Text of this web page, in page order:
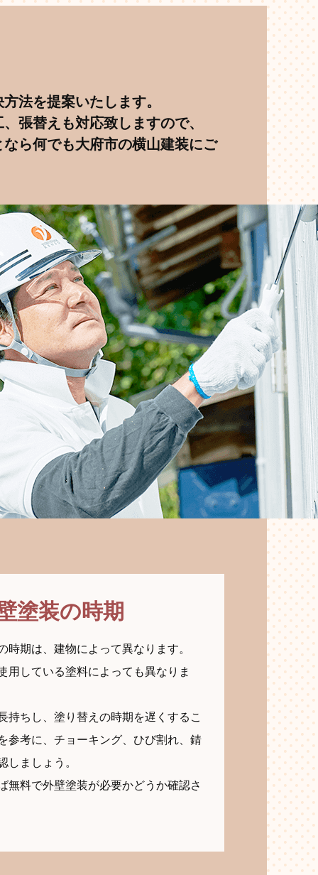
法を提案いたします。
張替えも対応致しますので、
ら何でも大府市の横山建装にご
塗装の時期
時期は、建物によって異なります。
用している塗料によっても異なりま
持ちし、塗り替えの時期を遅くするこ
参考に、チョーキング、ひび割れ、錆
しましょう。
無料で外壁塗装が必要かどうか確認さ